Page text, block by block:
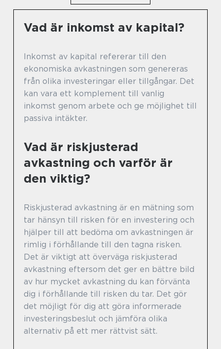
Vad är inkomst av kapital?
Inkomst av kapital refererar till den
ekonomiska avkastningen som genereras
från olika investeringar eller tillgångar. Det
kan vara ett komplement till vanlig
inkomst genom arbete och ge möjlighet till
passiva intäkter.
Vad är riskjusterad
avkastning och varför är
den viktig?
Riskjusterad avkastning är en mätning som
tar hänsyn till risken för en investering och
hjälper till att bedöma om avkastningen är
rimlig i förhållande till den tagna risken.
Det är viktigt att överväga riskjusterad
avkastning eftersom det ger en bättre bild
av hur mycket avkastning du kan förvänta
dig i förhållande till risken du tar. Det gör
det möjligt för dig att göra informerade
investeringsbeslut och jämföra olika
alternativ på ett mer rättvist sätt.